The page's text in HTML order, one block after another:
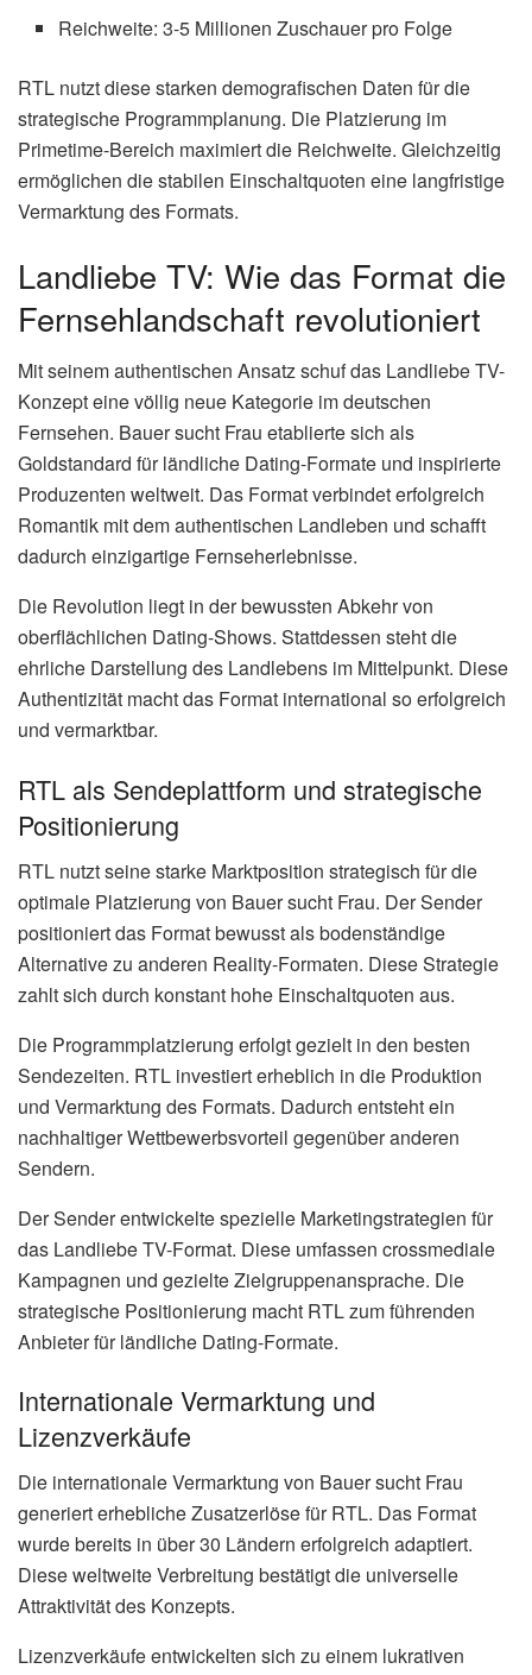
Reichweite: 3-5 Millionen Zuschauer pro Folge
RTL nutzt diese starken demografischen Daten für die
strategische Programmplanung. Die Platzierung im
Primetime-Bereich maximiert die Reichweite. Gleichzeitig
ermöglichen die stabilen Einschaltquoten eine langfristige
Vermarktung des Formats.
Landliebe TV: Wie das Format die
Fernsehlandschaft revolutioniert
Mit seinem authentischen Ansatz schuf das Landliebe TV-
Konzept eine völlig neue Kategorie im deutschen
Fernsehen. Bauer sucht Frau etablierte sich als
Goldstandard für ländliche Dating-Formate und inspirierte
Produzenten weltweit. Das Format verbindet erfolgreich
Romantik mit dem authentischen Landleben und schafft
dadurch einzigartige Fernseherlebnisse.
Die Revolution liegt in der bewussten Abkehr von
oberflächlichen Dating-Shows. Stattdessen steht die
ehrliche Darstellung des Landlebens im Mittelpunkt. Diese
Authentizität macht das Format international so erfolgreich
und vermarktbar.
RTL als Sendeplattform und strategische
Positionierung
RTL nutzt seine starke Marktposition strategisch für die
optimale Platzierung von Bauer sucht Frau. Der Sender
positioniert das Format bewusst als bodenständige
Alternative zu anderen Reality-Formaten. Diese Strategie
zahlt sich durch konstant hohe Einschaltquoten aus.
Die Programmplatzierung erfolgt gezielt in den besten
Sendezeiten. RTL investiert erheblich in die Produktion
und Vermarktung des Formats. Dadurch entsteht ein
nachhaltiger Wettbewerbsvorteil gegenüber anderen
Sendern.
Der Sender entwickelte spezielle Marketingstrategien für
das Landliebe TV-Format. Diese umfassen crossmediale
Kampagnen und gezielte Zielgruppenansprache. Die
strategische Positionierung macht RTL zum führenden
Anbieter für ländliche Dating-Formate.
Internationale Vermarktung und
Lizenzverkäufe
Die internationale Vermarktung von Bauer sucht Frau
generiert erhebliche Zusatzerlöse für RTL. Das Format
wurde bereits in über 30 Ländern erfolgreich adaptiert.
Diese weltweite Verbreitung bestätigt die universelle
Attraktivität des Konzepts.
Lizenzverkäufe entwickelten sich zu einem lukrativen